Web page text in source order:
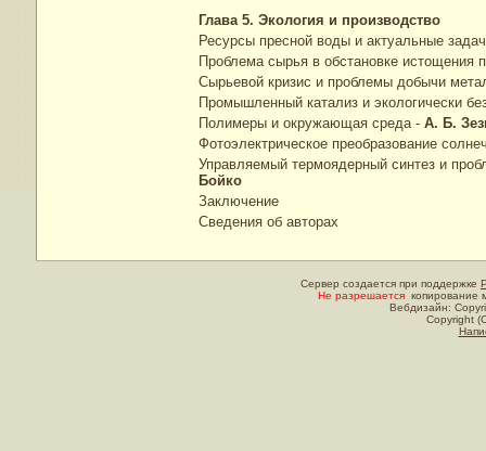
Глава 5. Экология и производство
Ресурсы пресной воды и актуальные
Проблема сырья в обстановке истощения
Сырьевой кризис и проблемы добычи
Промышленный катализ и экологически
Полимеры и окружающая среда - А. Б.
Фотоэлектрическое преобразование
Управляемый термоядерный синтез и
Бойко
Заключение
Сведения об авторах
Сервер создается при поддержке
Не разрешается копирование
Вебдизайн:
Copyright